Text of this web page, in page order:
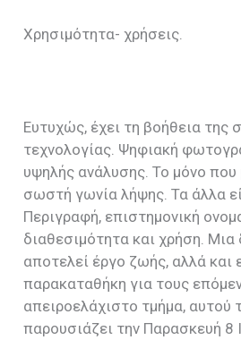
Χρησιμότητα- χρήσεις.
Ευτυχώς, έχει τη βοήθεια της
τεχνολογίας. Ψηφιακή
υψηλής ανάλυσης. Το μόνο που
σωστή γωνία λήψης. Τα άλλα
Περιγραφή, επιστημονική
διαθεσιμότητα και χρήση. Μια
αποτελεί έργο ζωής, αλλά και
παρακαταθήκη για τους
απειροελάχιστο τμήμα, αυτού
παρουσιάζει την Παρασκευή 8